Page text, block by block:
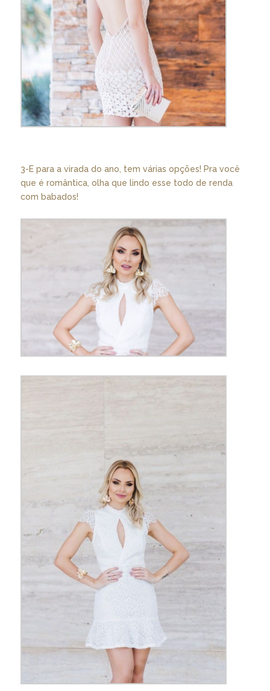
3-E para a virada do ano, tem várias opções! Pra você
que é romântica, olha que lindo esse todo de renda
com babados!